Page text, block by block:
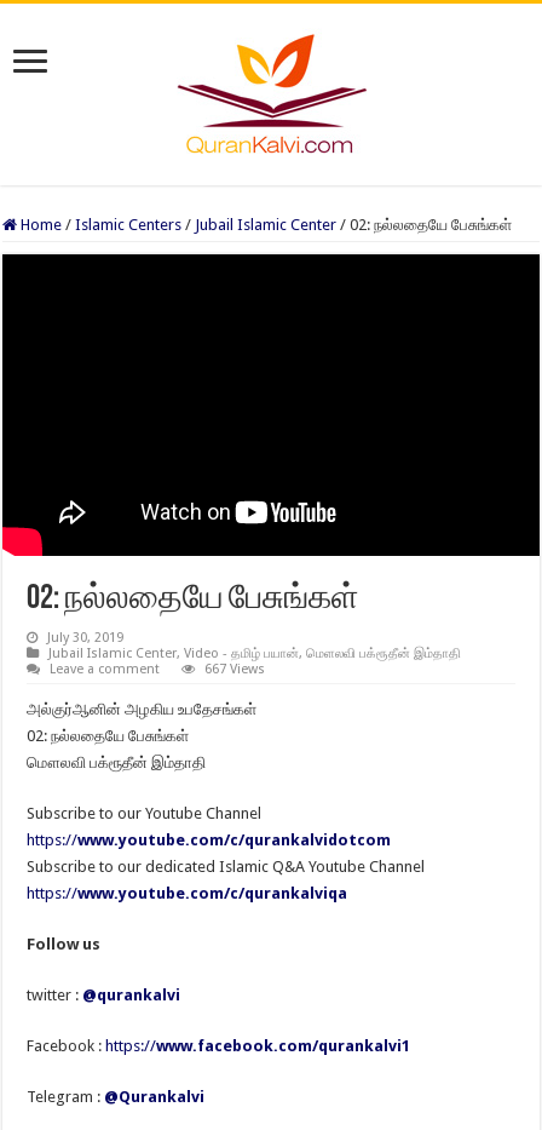
Home / Islamic Centers / Jubail Islamic Center / 02: நல்லதையே பேசுங்கள்
02: நல்லதையே பேசுங்கள்
July 30, 2019
Jubail Islamic Center,Video - தமிழ் பயான்,மெளலவி பக்ரூதீன் இம்தாதி
Leave a comment
667 Views
அல்குர்ஆனின் அழகிய உபதேசங்கள்
02: நல்லதையே பேசுங்கள்
மௌலவி பக்ரூதீன் இம்தாதி
Subscribe to our Youtube Channel
https://www.youtube.com/c/qurankalvidotcom
Subscribe to our dedicated Islamic Q&A Youtube Channel
https://www.youtube.com/c/qurankalviqa
Follow us
twitter : @qurankalvi
Facebook : https://www.facebook.com/qurankalvi1
Telegram : @Qurankalvi